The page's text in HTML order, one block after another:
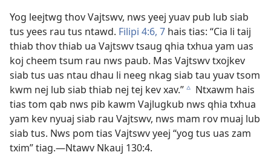
Yog leejtwg thov Vajtswv, nws yeej yuav pub lub siab
tus yees rau tus ntawd. Filipi 4:6, 7 hais tias: “Cia li taij
thiab thov thiab ua Vajtswv tsaug qhia txhua yam uas
koj cheem tsum rau nws paub. Mas Vajtswv txojkev
siab tus uas ntau dhau li neeg nkag siab tau yuav tsom
kwm nej lub siab thiab nej tej kev xav.”c Ntxawm hais
tias tom qab nws pib kawm Vajlugkub nws qhia txhua
yam kev nyuaj siab rau Vajtswv, nws mam rov muaj lub
siab tus. Nws pom tias Vajtswv yeej “yog tus uas zam
txim” tiag.​—Ntawv Nkauj 130:4.